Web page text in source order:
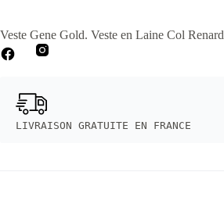
Veste Gene Gold. Veste en Laine Col Renard
LIVRAISON GRATUITE EN FRANCE